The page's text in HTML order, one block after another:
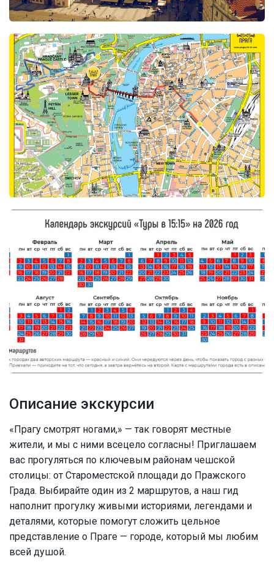
Описание экскурсии
«Прагу смотрят ногами,» — так говорят местные
жители, и мы с ними всецело согласны! Приглашаем
вас прогуляться по ключевым районам чешской
столицы: от Староместской площади до Пражского
Града. Выбирайте один из 2 маршрутов, а наш гид
наполнит прогулку живыми историями, легендами и
деталями, которые помогут сложить цельное
представление о Праге — городе, который мы любим
всей душой.